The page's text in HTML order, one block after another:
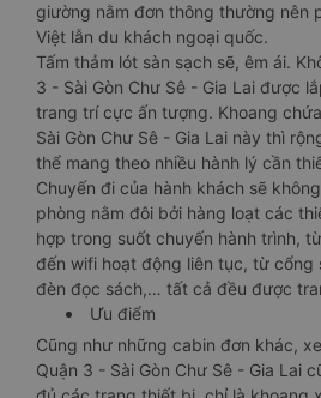
giường nằm đơn thông thường nên
Việt lẫn du khách ngoại quốc.
Tấm thảm lót sàn sạch sẽ, êm ái.
3 - Sài Gòn Chư Sê - Gia Lai được
trang trí cực ấn tượng. Khoang
Sài Gòn Chư Sê - Gia Lai này thì
thể mang theo nhiều hành lý cần
Chuyến đi của hành khách sẽ
phòng nằm đôi bởi hàng loạt các
hợp trong suốt chuyến hành trình,
đến wifi hoạt động liên tục, từ cổng
đèn đọc sách,… tất cả đều được
Ưu điểm
Cũng như những cabin đơn khác,
Quận 3 - Sài Gòn Chư Sê - Gia Lai